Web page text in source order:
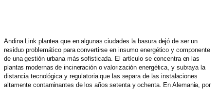
Andina Link plantea que en algunas ciudades la basura dejó de ser un
residuo problemático para convertirse en insumo energético y componente
de una gestión urbana más sofisticada. El artículo se concentra en las
plantas modernas de incineración o valorización energética, y subraya la
distancia tecnológica y regulatoria que las separa de las instalaciones
altamente contaminantes de los años setenta y ochenta. En Alemania, por